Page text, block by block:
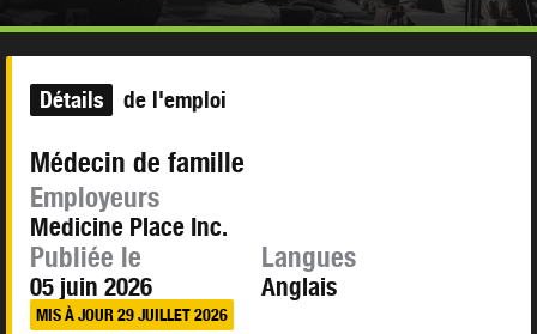
Détails de l'emploi
Médecin de famille
Employeurs
Medicine Place Inc.
Publiée le
05 juin 2026
MIS À JOUR 29 JUILLET 2026
Langues
Anglais